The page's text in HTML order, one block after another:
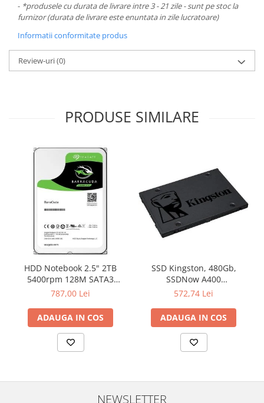
- *produsele cu durata de livrare intre 3 - 21 zile - sunt pe stoc la
furnizor (durata de livrare este enuntata in zile lucratoare)
Informatii conformitate produs
Review-uri(0)
PRODUSE SIMILARE
HDD Notebook 2.5" 2TB
5400rpm 128M SATA3
SEAGATE
787,00 Lei
ADAUGA IN COS
SSD Kingston, 480Gb,
SSDNow A400
"SA400S37/480G"
572,74 Lei
ADAUGA IN COS
NEWSLETTER